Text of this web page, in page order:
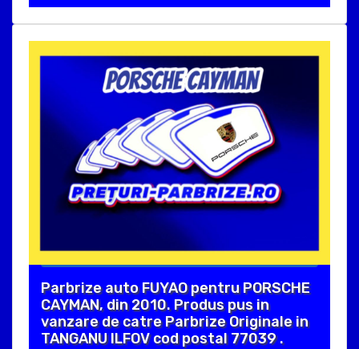
Parbrize auto FUYAO pentru PORSCHE
CAYMAN, din 2010. Produs pus in
vanzare de catre Parbrize Originale in
TANGANU ILFOV cod postal 77039 .